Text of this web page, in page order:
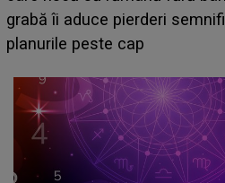
face o MĂRTURISIRE
sa: "I-am spus și ei în față, eu